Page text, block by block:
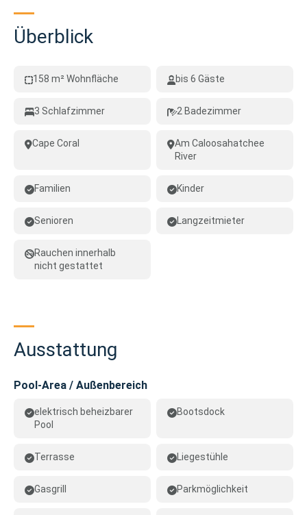
Überblick
158 m² Wohnfläche bis 6 Gäste
3 Schlafzimmer 2 Badezimmer
Cape Coral
Am Caloosahatchee
River
Familien Kinder
Senioren Langzeitmieter
Rauchen innerhalb
nicht gestattet
Ausstattung
Pool-Area / Außenbereich
elektrisch beheizbarer
Pool
Bootsdock
Terrasse Liegestühle
Gasgrill Parkmöglichkeit